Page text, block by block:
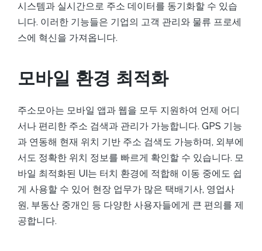
시스템과 실시간으로 주소 데이터를 동기화할 수 있습
니다. 이러한 기능들은 기업의 고객 관리와 물류 프로세
스에 혁신을 가져옵니다.
모바일 환경 최적화
주소모아는 모바일 앱과 웹을 모두 지원하여 언제 어디
서나 편리한 주소 검색과 관리가 가능합니다. GPS 기능
과 연동해 현재 위치 기반 주소 검색도 가능하며, 외부에
서도 정확한 위치 정보를 빠르게 확인할 수 있습니다. 모
바일 최적화된 UI는 터치 환경에 적합해 이동 중에도 쉽
게 사용할 수 있어 현장 업무가 많은 택배기사, 영업사
원, 부동산 중개인 등 다양한 사용자들에게 큰 편의를 제
공합니다.